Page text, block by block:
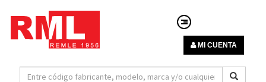
MI CUENTA